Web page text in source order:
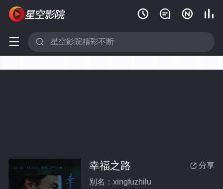
   
 
 分享
幸福之路
别名：xingfuzhilu